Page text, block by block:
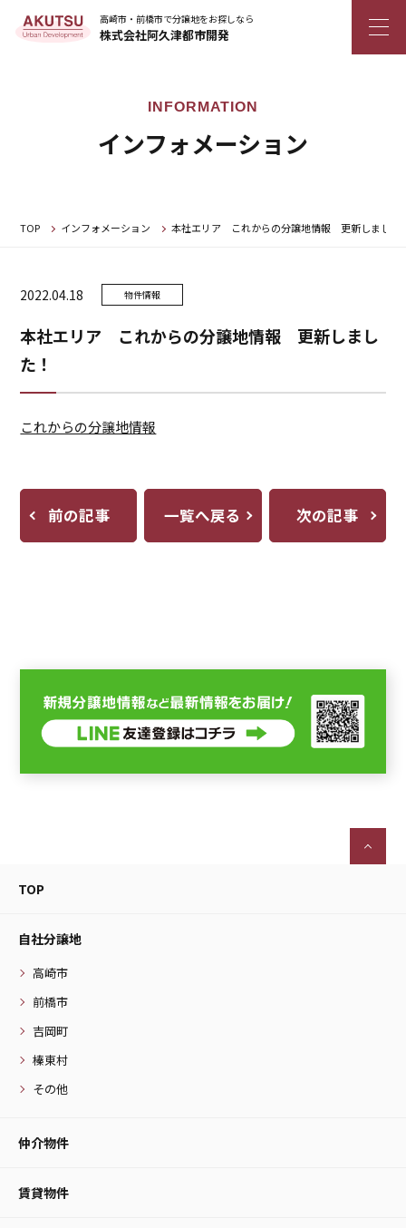
高崎市・前橋市で分譲地をお探しなら
株式会社阿久津都市開発
インフォメーション
TOP インフォメーション 本社エリア これからの分譲地情報 更新しました
2022.04.18 物件情報
本社エリア これからの分譲地情報 更新しまし
た！
これからの分譲地情報
前の記事 一覧へ戻る 次の記事
TOP
自社分譲地
高崎市
前橋市
吉岡町
榛東村
その他
仲介物件
賃貸物件